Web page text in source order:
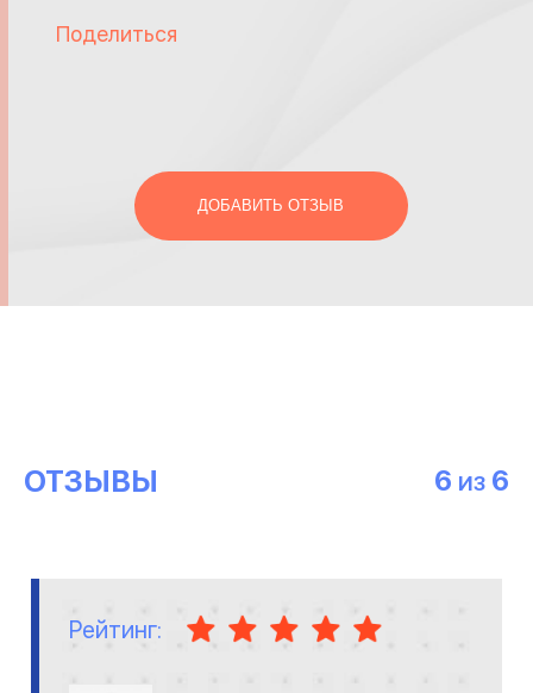
Поделиться
ДОБАВИТЬ ОТЗЫВ
ОТЗЫВЫ 6 ИЗ 6
Рейтинг: